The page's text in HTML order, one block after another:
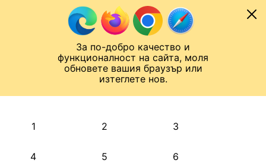
За по-добро качество и
функционалност на сайта, моля
обновете вашия браузър или
изтеглете нов.
Към съдържанието
Лига на Конференциите
1 2 3
4 5 6